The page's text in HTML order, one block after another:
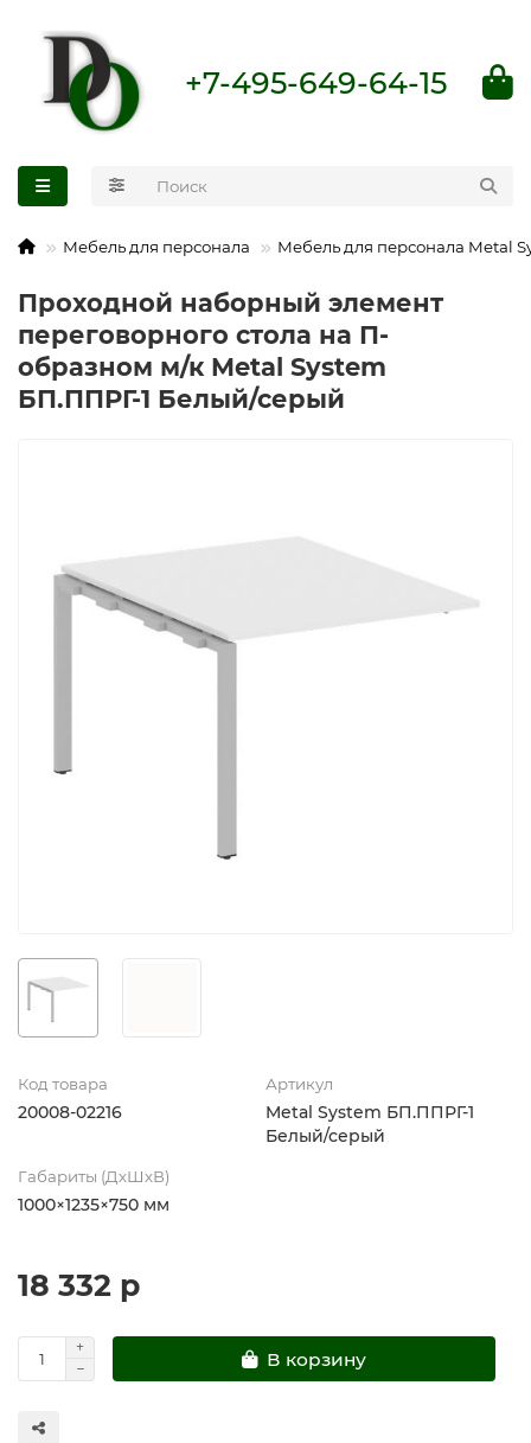
+7-495-649-64-15
Мебель для персонала Мебель для персонала Metal
Проходной наборный элемент
переговорного стола на П-
образном м/к Metal System
БП.ППРГ-1 Белый/серый
Код товара
20008-02216
Артикул
Metal System БП.ППРГ-1
Белый/серый
Габариты (ДхШхВ)
1000×1235×750 мм
18 332 р
В корзину